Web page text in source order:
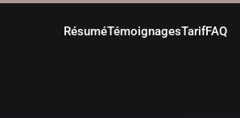
RésuméTémoignagesTarifFAQ